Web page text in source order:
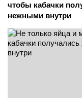
чтобы кабачки
нежными внутри